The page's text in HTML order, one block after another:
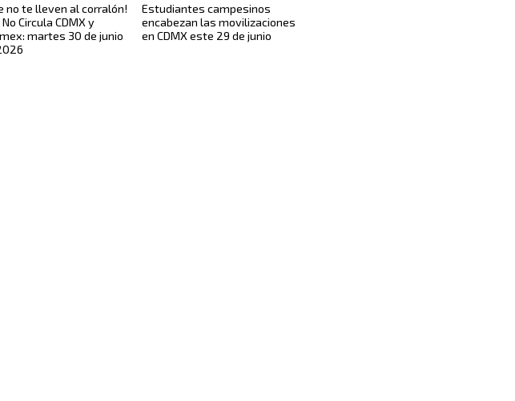
no te lleven al corralón!
Circula CDMX y
martes 30 de junio
Estudiantes campesinos
encabezan las movilizaciones
en CDMX este 29 de junio